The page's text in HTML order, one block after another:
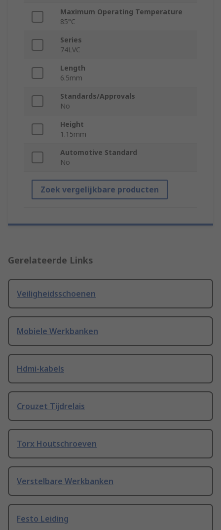
Maximum Operating Temperature
85°C
Series
74LVC
Length
6.5mm
Standards/Approvals
No
Height
1.15mm
Automotive Standard
No
Zoek vergelijkbare producten
Gerelateerde Links
Veiligheidsschoenen
Mobiele Werkbanken
Hdmi-kabels
Crouzet Tijdrelais
Torx Houtschroeven
Verstelbare Werkbanken
Festo Leiding